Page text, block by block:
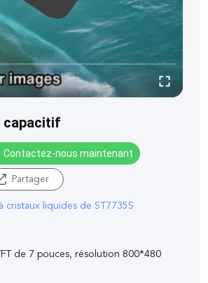
capacitif
Contactez-nous maintenant
Partager
cristaux liquides de ST7735S
de 7 pouces, résolution 800*480